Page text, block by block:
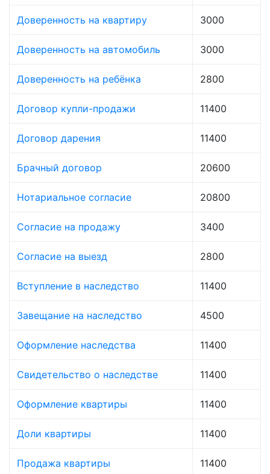
Доверенность на квартиру 3000
Доверенность на автомобиль 3000
Доверенность на ребёнка 2800
Договор купли-продажи 11400
Договор дарения 11400
Брачный договор 20600
Нотариальное согласие 20800
Согласие на продажу 3400
Согласие на выезд 2800
Вступление в наследство 11400
Завещание на наследство 4500
Оформление наследства 11400
Свидетельство о наследстве 11400
Оформление квартиры 11400
Доли квартиры 11400
Продажа квартиры 11400